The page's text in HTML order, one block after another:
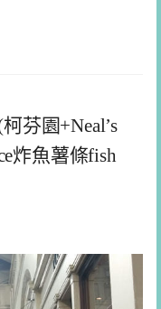
芬園+Neal’s
炸魚薯條fish